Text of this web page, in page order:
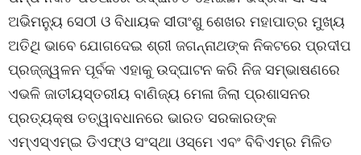
ଅଭିମନ୍ୟୁ ସେଠୀ ଓ ବିଧାୟକ ସୀତାଂଶୁ ଶେଖର ମହାପାତ୍ର ମୁଖ୍ୟ
ଅତିଥି ଭାବେ ଯୋଗଦେଇ ଶ୍ରୀ ଜଗନ୍ନାଥଙ୍କ ନିକଟରେ ପ୍ରଦୀପ
ପ୍ରଜ୍ଜ୍ୱଳନ ପୂର୍ବକ ଏହାକୁ ଉଦ୍‌ଘାଟନ କରି ନିଜ ସମ୍ଭାଷଣରେ
ଏଭଳି ଜାତୀୟସ୍ତରୀୟ ବାଣିଜ୍ୟ ମେଳା ଜିଲା ପ୍ରଶାସନର
ପ୍ରତ୍ୟକ୍ଷ ତତ୍ୱାବଧାନରେ ଭାରତ ସରକାରଙ୍କ
ଏମ୍‌ଏସ୍‌ଏମ୍‌ଇ ଡିଏଫ୍‌ଓ ସଂସ୍ଥା ଓସ୍‌ମେ ଏବଂ ବିବିଏମ୍‌ର ମିଳିତ